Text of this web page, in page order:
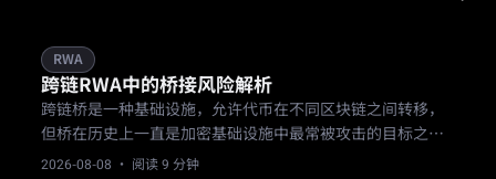
RWA
跨链RWA中的桥接风险解析
跨链桥是一种基础设施，允许代币在不同区块链之间转移，
但桥在历史上一直是加密基础设施中最常被攻击的目标之
一，为依赖桥的RWA代币增加了真实的风险层。
2026-08-08 · 阅读 9 分钟